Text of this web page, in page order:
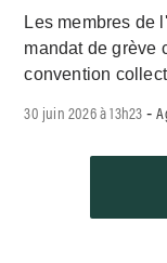
Les membres de
mandat de grève
convention
30 juin 2026 à 13h23 -